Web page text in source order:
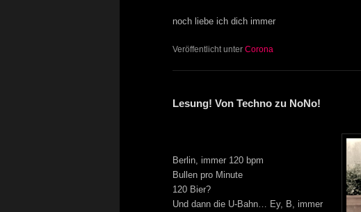
noch liebe ich dich immer
Veröffentlicht unter Corona
Lesung! Von Techno zu NoNo!
Berlin, immer 120 bpm
Bullen pro Minute
120 Bier?
Und dann die U-Bahn… Ey, B, immer